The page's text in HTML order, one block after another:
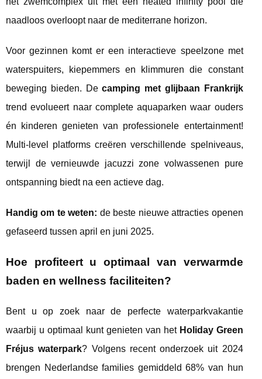
naadloos overloopt naar de mediterrane horizon.
Voor gezinnen komt er een interactieve speelzone met
waterspuiters, kiepemmers en klimmuren die constant
beweging bieden. Decamping met glijbaan Frankrijk
trend evolueert naar complete aquaparken waar ouders
én kinderen genieten van professionele entertainment!
Multi-level platforms creëren verschillende spelniveaus,
terwijl de vernieuwde jacuzzi zone volwassenen pure
ontspanning biedt na een actieve dag.
Handig om te weten: de beste nieuwe attracties openen
gefaseerd tussen april en juni 2025.
Hoe profiteert u optimaal van verwarmde
baden en wellness faciliteiten?
Bent u op zoek naar de perfecte waterparkvakantie
waarbij u optimaal kunt genieten van het Holiday Green
Fréjus waterpark? Volgens recent onderzoek uit 2024
brengen Nederlandse families gemiddeld 68% van hun